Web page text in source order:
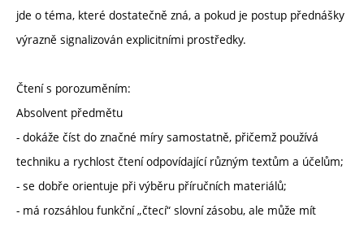
jde o téma, které dostatečně zná, a pokud je postup přednášky
výrazně signalizován explicitními prostředky.
Čtení s porozuměním:
Absolvent předmětu
- dokáže číst do značné míry samostatně, přičemž používá
techniku a rychlost čtení odpovídající různým textům a účelům;
- se dobře orientuje při výběru příručních materiálů;
- má rozsáhlou funkční „čtecí“ slovní zásobu, ale může mít